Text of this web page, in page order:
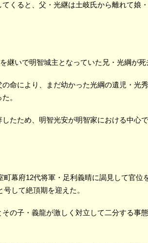
くると、父・光継は土岐氏から離れて娘
継いで明智城主となっていた兄・光綱が死
命により、まだ幼かった光綱の遺児・光
。
たため、明智光安が明智家における中心
幕府12代将軍・足利義晴に謁見して官位
して絶頂期を迎えた。
の子・義龍が激しく対立して二分する事